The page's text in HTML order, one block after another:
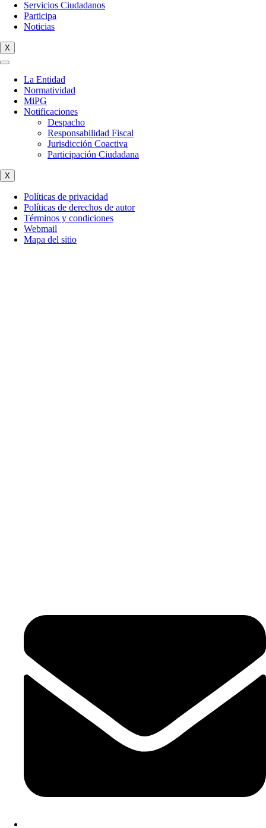
Servicios Ciudadanos
Participa
Noticias
X
La Entidad
Normatividad
MiPG
Notificaciones
Despacho
Responsabilidad Fiscal
Jurisdicción Coactiva
Participación Ciudadana
X
Políticas de privacidad
Políticas de derechos de autor
Términos y condiciones
Webmail
Mapa del sitio